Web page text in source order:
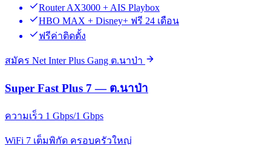
Router AX3000 + AIS Playbox
HBO MAX + Disney+ ฟรี 24 เดือน
ฟรีค่าติดตั้ง
สมัคร Net Inter Plus Gang ต.นาป่า
Super Fast Plus 7 — ต.นาป่า
ความเร็ว 1 Gbps/1 Gbps
WiFi 7 เต็มพิกัด ครอบครัวใหญ่